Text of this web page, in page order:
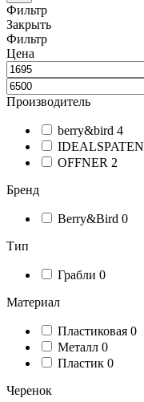
Фильтр
Закрыть
Фильтр
Цена
Производитель
berry&bird 4
IDEALSPATEN
OFFNER 2
Бренд
Berry&Bird 0
Тип
Грабли 0
Материал
Пластиковая 0
Металл 0
Пластик 0
Черенок